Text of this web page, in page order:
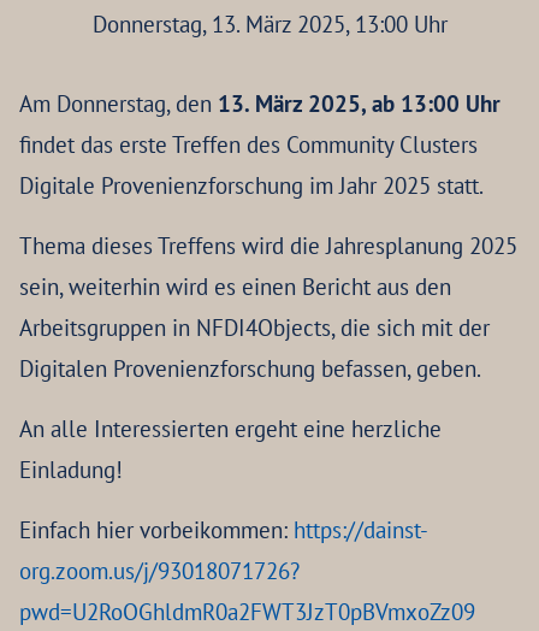
Donnerstag, 13. März 2025, 13:00 Uhr
Am Donnerstag, den 13. März 2025, ab 13:00 Uhr
findet das erste Treffen des Community Clusters
Digitale Provenienzforschung im Jahr 2025 statt.
Thema dieses Treffens wird die Jahresplanung 2025
sein, weiterhin wird es einen Bericht aus den
Arbeitsgruppen in NFDI4Objects, die sich mit der
Digitalen Provenienzforschung befassen, geben.
An alle Interessierten ergeht eine herzliche
Einladung!
Einfach hier vorbeikommen: https://dainst-
org.zoom.us/j/93018071726?
pwd=U2RoOGhldmR0a2FWT3JzT0pBVmxoZz09